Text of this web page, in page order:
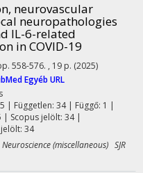
neurovascular
neuropathologies
IL-6-related
in COVID-19
558-576. , 19 p. (2025)
Egyéb URL
| Független: 34 | Függő: 1 |
| Scopus jelölt: 34 |
34
(miscellaneous) SJR